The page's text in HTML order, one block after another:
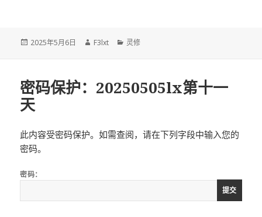
发
2025年5月6日
作
F3lxt
分
灵修
密码保护：20250505lx第十一
天
此内容受密码保护。如需查阅，请在下列字段中输入您的
密码。
密码：